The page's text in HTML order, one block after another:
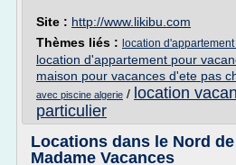
Site : http://www.likibu.com
Thèmes liés : location
location d'appartement pour
maison pour vacances d'ete pas
avec piscine algerie / location
particulier
Locations dans le Nord de
Madame Vacances